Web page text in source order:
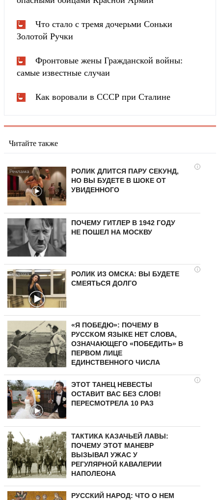
Что стало с тремя дочерьми Соньки
Золотой Ручки
Фронтовые жены Гражданской войны:
самые известные случаи
Как воровали в СССР при Сталине
Читайте также
i
РОЛИК ДЛИТСЯ ПАРУ СЕКУНД,
НО ВЫ БУДЕТЕ В ШОКЕ ОТ
УВИДЕННОГО
ПОЧЕМУ ГИТЛЕР В 1942 ГОДУ
НЕ ПОШЕЛ НА МОСКВУ
i
РОЛИК ИЗ ОМСКА: ВЫ БУДЕТЕ
СМЕЯТЬСЯ ДОЛГО
«Я ПОБЕДЮ»: ПОЧЕМУ В
РУССКОМ ЯЗЫКЕ НЕТ СЛОВА,
ОЗНАЧАЮЩЕГО «ПОБЕДИТЬ» В
ПЕРВОМ ЛИЦЕ
ЕДИНСТВЕННОГО ЧИСЛА
i
ЭТОТ ТАНЕЦ НЕВЕСТЫ
ОСТАВИТ ВАС БЕЗ СЛОВ!
ПЕРЕСМОТРЕЛА 10 РАЗ
ТАКТИКА КАЗАЧЬЕЙ ЛАВЫ:
ПОЧЕМУ ЭТОТ МАНЕВР
ВЫЗЫВАЛ УЖАС У
РЕГУЛЯРНОЙ КАВАЛЕРИИ
НАПОЛЕОНА
РУССКИЙ НАРОД: ЧТО О НЕМ